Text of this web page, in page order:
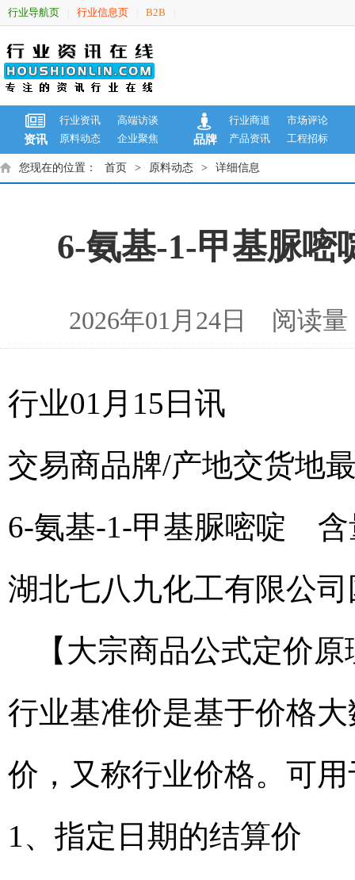
行业导航页 行业信息页 B2B
资讯
行业资讯
高端访谈
原料动态
企业聚焦 品牌
行业商道
市场评论
产品资讯
工程招标
您现在的位置： 首页 > 原料动态 > 详细信息
6-氨基-1-甲基脲嘧
2026年01月24日 阅读
行业01月15日讯
交易商品牌/产地交货地
6-氨基-1-甲基脲嘧啶 含
湖北七八九化工有限公司
【大宗商品公式定价
行业基准价是基于价格
价，又称行业价格。可
1、指定日期的结算价